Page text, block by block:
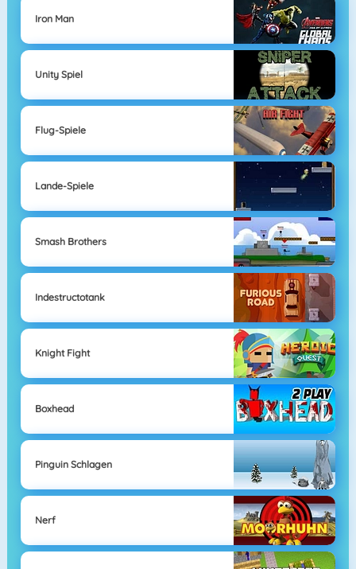
Iron Man
Unity Spiel
Flug-Spiele
Lande-Spiele
Smash Brothers
Indestructotank
Knight Fight
Boxhead
Pinguin Schlagen
Nerf